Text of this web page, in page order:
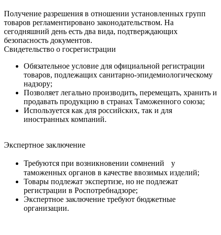
Получение разрешения в отношении установленных групп
товаров регламентировано законодательством. На
сегодняшний день есть два вида, подтверждающих
безопасность документов.
Свидетельство о госрегистрации
Обязательное условие для официальной регистрации
товаров, подлежащих санитарно-эпидемиологическому
надзору;
Позволяет легально производить, перемещать, хранить и
продавать продукцию в странах Таможенного союза;
Используется как для российских, так и для
иностранных компаний.
Экспертное заключение
Требуются при возникновении сомнений у
таможенных органов в качестве ввозимых изделий;
Товары подлежат экспертизе, но не подлежат
регистрации в Роспотребнадзоре;
Экспертное заключение требуют бюджетные
организации.